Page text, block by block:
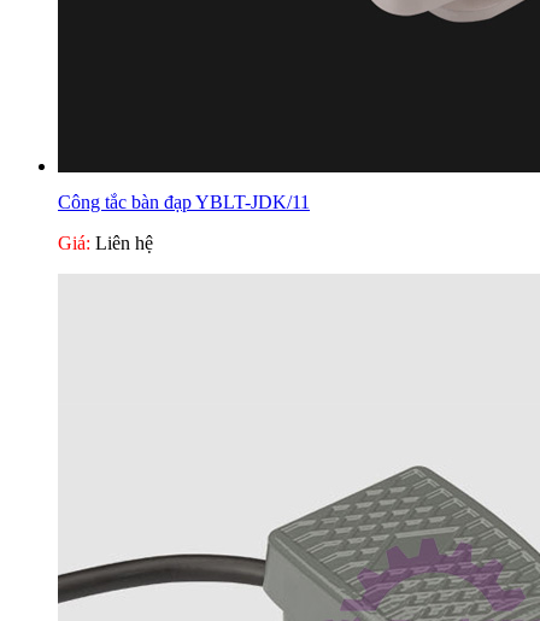
Công tắc bàn đạp YBLT-JDK/11
Giá: Liên hệ